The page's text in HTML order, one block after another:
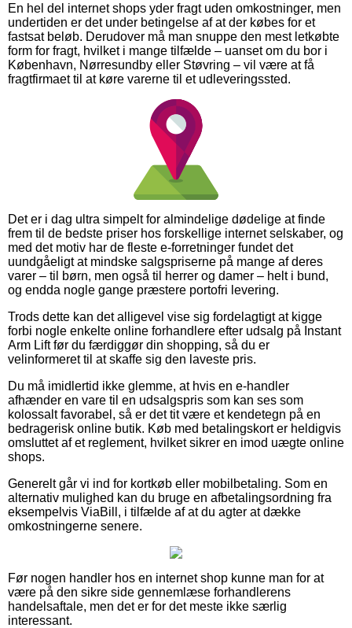
En hel del internet shops yder fragt uden omkostninger, men
undertiden er det under betingelse af at der købes for et
fastsat beløb. Derudover må man snuppe den mest letkøbte
form for fragt, hvilket i mange tilfælde – uanset om du bor i
København, Nørresundby eller Støvring – vil være at få
fragtfirmaet til at køre varerne til et udleveringssted.
Det er i dag ultra simpelt for almindelige dødelige at finde
frem til de bedste priser hos forskellige internet selskaber, og
med det motiv har de fleste e-forretninger fundet det
uundgåeligt at mindske salgspriserne på mange af deres
varer – til børn, men også til herrer og damer – helt i bund,
og endda nogle gange præstere portofri levering.
Trods dette kan det alligevel vise sig fordelagtigt at kigge
forbi nogle enkelte online forhandlere efter udsalg på Instant
Arm Lift før du færdiggør din shopping, så du er
velinformeret til at skaffe sig den laveste pris.
Du må imidlertid ikke glemme, at hvis en e-handler
afhænder en vare til en udsalgspris som kan ses som
kolossalt favorabel, så er det tit være et kendetegn på en
bedragerisk online butik. Køb med betalingskort er heldigvis
omsluttet af et reglement, hvilket sikrer en imod uægte online
shops.
Generelt går vi ind for kortkøb eller mobilbetaling. Som en
alternativ mulighed kan du bruge en afbetalingsordning fra
eksempelvis ViaBill, i tilfælde af at du agter at dække
omkostningerne senere.
Før nogen handler hos en internet shop kunne man for at
være på den sikre side gennemlæse forhandlerens
handelsaftale, men det er for det meste ikke særlig
interessant.